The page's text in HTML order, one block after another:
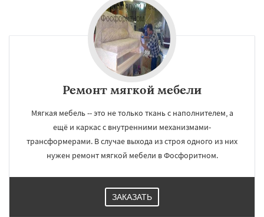
Ремонт мягкой мебели
Мягкая мебель -- это не только ткань с наполнителем, а
ещё и каркас с внутренними механизмами-
трансформерами. В случае выхода из строя одного из них
нужен ремонт мягкой мебели в Фосфоритном.
ЗАКАЗАТЬ